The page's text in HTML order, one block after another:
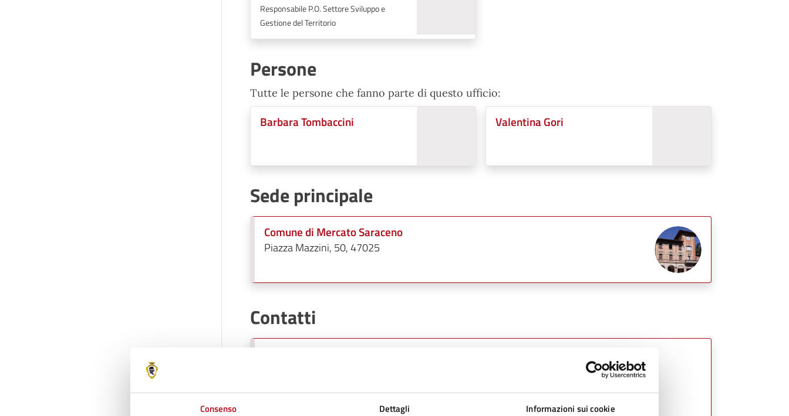
Consenso Dettagli Informazioni sui cookie
Responsabile P.O. Settore Sviluppo e
Gestione del Territorio
Persone
Tutte le persone che fanno parte di questo ufficio:
Barbara Tombaccini Valentina Gori
Sede principale
Comune di Mercato Saraceno
Piazza Mazzini, 50, 47025
Contatti
Telefono:0547699730
urbanistica@comune.mercatosaraceno.fc.it